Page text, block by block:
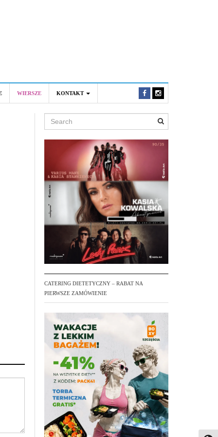
WIERSZE KONTAKT
Search
CATERING DIETETYCZNY – RABAT NA
PIERWSZE ZAMÓWIENIE